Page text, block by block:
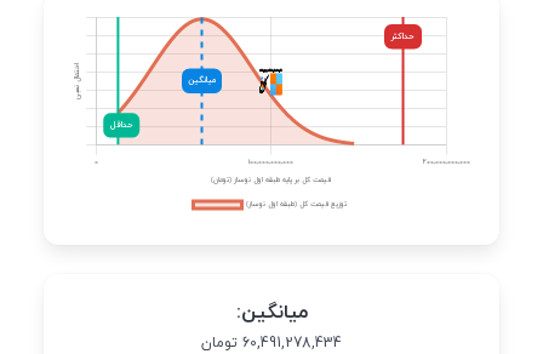
میانگین:
60,491,278,434 تومان